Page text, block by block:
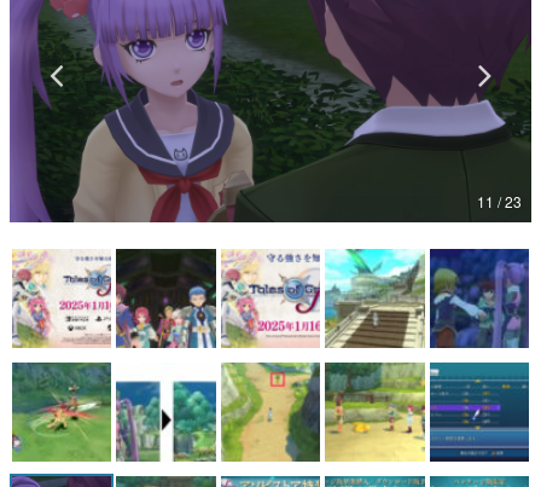
女性向け
アプリレビュー
その他
電ファミニコゲーマーとは？
運営：株式会社マレ
11 / 23